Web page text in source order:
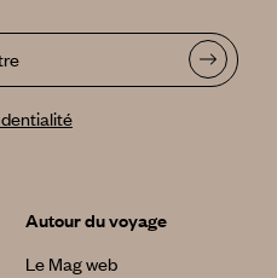
Autour du voyage
Le Mag web